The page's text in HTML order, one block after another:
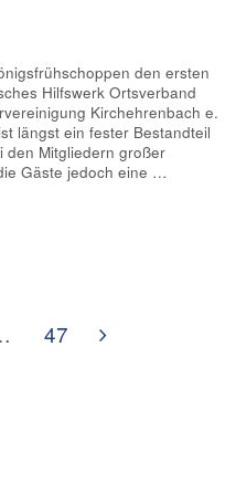
den ersten
Hilfswerk Ortsverband
Kirchehrenbach e.
längst ein fester Bestandteil
den Mitgliedern großer
Gäste jedoch eine …
47